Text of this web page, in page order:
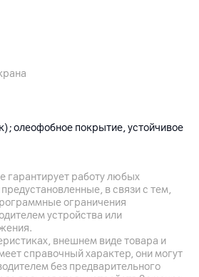
олеофобное покрытие, устойчивое
гарантирует работу любых
в связи с тем,
ограничения
устройства или
внешнем виде товара и
справочный характер, они могут
без предварительного